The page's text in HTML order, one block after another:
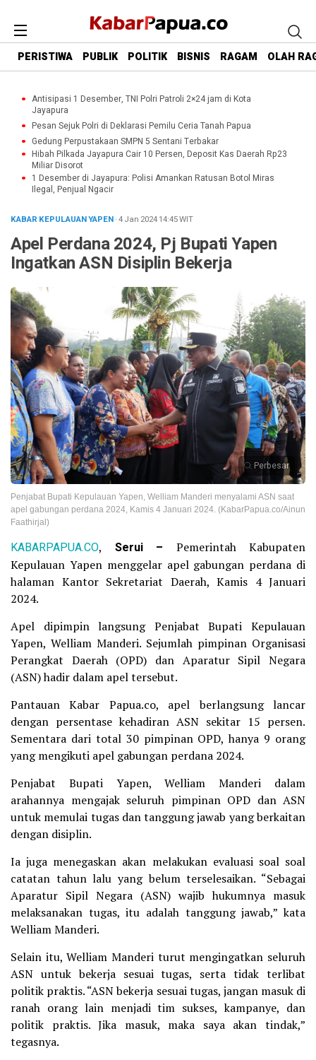
PERISTIWA PUBLIK POLITIK BISNIS RAGAM OLAH
Antisipasi 1 Desember, TNI Polri Patroli 2×24 jam di Kota
Jayapura
Pesan Sejuk Polri di Deklarasi Pemilu Ceria Tanah Papua
Gedung Perpustakaan SMPN 5 Sentani Terbakar
Hibah Pilkada Jayapura Cair 10 Persen, Deposit Kas Daerah Rp23
Miliar Disorot
1 Desember di Jayapura: Polisi Amankan Ratusan Botol Miras
Ilegal, Penjual Ngacir
KABAR KEPULAUAN YAPEN· 4 Jan 202414:45WIT
Apel Perdana 2024, Pj Bupati Yapen
Ingatkan ASN Disiplin Bekerja
Perbesar
Penjabat Bupati Kepulauan Yapen, Welliam Manderi menyalami ASN saat
apel gabungan perdana 2024, Kamis 4 Januari 2024. (KabarPapua.co/Ainun
Faathirjal)
KABARPAPUA.CO, Serui – Pemerintah Kabupaten
Kepulauan Yapen menggelar apel gabungan perdana di
halaman Kantor Sekretariat Daerah, Kamis 4 Januari
2024.
Apel dipimpin langsung Penjabat Bupati Kepulauan
Yapen, Welliam Manderi. Sejumlah pimpinan Organisasi
Perangkat Daerah (OPD) dan Aparatur Sipil Negara
(ASN) hadir dalam apel tersebut.
Pantauan Kabar Papua.co, apel berlangsung lancar
dengan persentase kehadiran ASN sekitar 15 persen.
Sementara dari total 30 pimpinan OPD, hanya 9 orang
yang mengikuti apel gabungan perdana 2024.
Penjabat Bupati Yapen, Welliam Manderi dalam
arahannya mengajak seluruh pimpinan OPD dan ASN
untuk memulai tugas dan tanggung jawab yang berkaitan
dengan disiplin.
Ia juga menegaskan akan melakukan evaluasi soal soal
catatan tahun lalu yang belum terselesaikan. “Sebagai
Aparatur Sipil Negara (ASN) wajib hukumnya masuk
melaksanakan tugas, itu adalah tanggung jawab,” kata
Welliam Manderi.
Selain itu, Welliam Manderi turut mengingatkan seluruh
ASN untuk bekerja sesuai tugas, serta tidak terlibat
politik praktis. “ASN bekerja sesuai tugas, jangan masuk di
ranah orang lain menjadi tim sukses, kampanye, dan
politik praktis. Jika masuk, maka saya akan tindak,”
tegasnya.